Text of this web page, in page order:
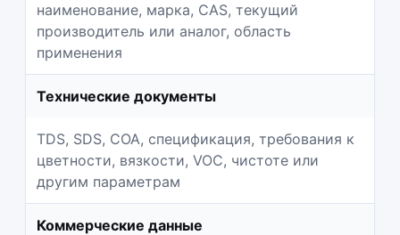
наименование, марка, CAS, текущий
производитель или аналог, область
применения
Технические документы
TDS, SDS, COA, спецификация, требования к
цветности, вязкости, VOC, чистоте или
другим параметрам
Коммерческие данные